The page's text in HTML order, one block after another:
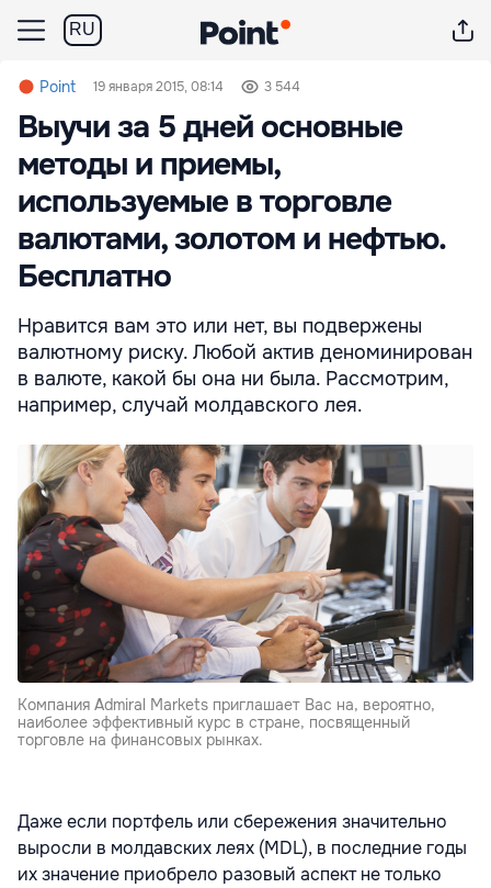
RU
Point 19 января 2015, 08:14 3 544
Выучи за 5 дней основные
методы и приемы,
используемые в торговле
валютами, золотом и нефтью.
Бесплатно
Нравится вам это или нет, вы подвержены
валютному риску. Любой актив деноминирован
в валюте, какой бы она ни была. Рассмотрим,
например, случай молдавского лея.
Компания Admiral Markets приглашает Вас на, вероятно,
наиболее эффективный курс в стране, посвященный
торговле на финансовых рынках.
Даже если портфель или сбережения значительно
выросли в молдавских леях (MDL), в последние годы
их значение приобрело разовый аспект не только